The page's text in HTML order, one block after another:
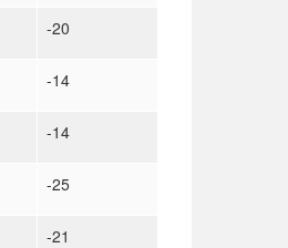
-20
-14
-14
-25
-21